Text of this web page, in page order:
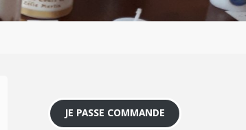
JE PASSE COMMANDE